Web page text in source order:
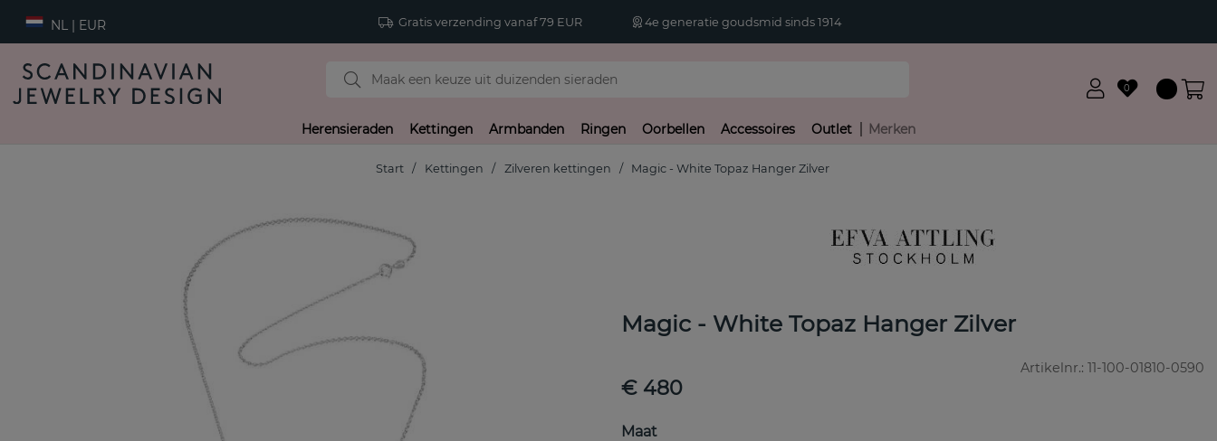
NL | EUR Gratis verzending vanaf 79 EUR 4e generatie goudsmid sinds 1914
0
Herensieraden Kettingen Armbanden Ringen Oorbellen Accessoires Outlet Merken
Start Kettingen Zilveren kettingen Magic - White Topaz Hanger Zilver
Magic - White Topaz Hanger Zilver
Artikelnr.: 11-100-01810-0590
€ 480
Maat